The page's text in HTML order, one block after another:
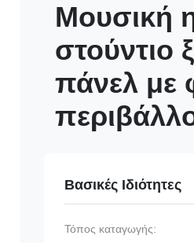
Μουσική
στούντιο
πάνελ με
Βασικές Ιδιότητες
Τόπος καταγωγής: